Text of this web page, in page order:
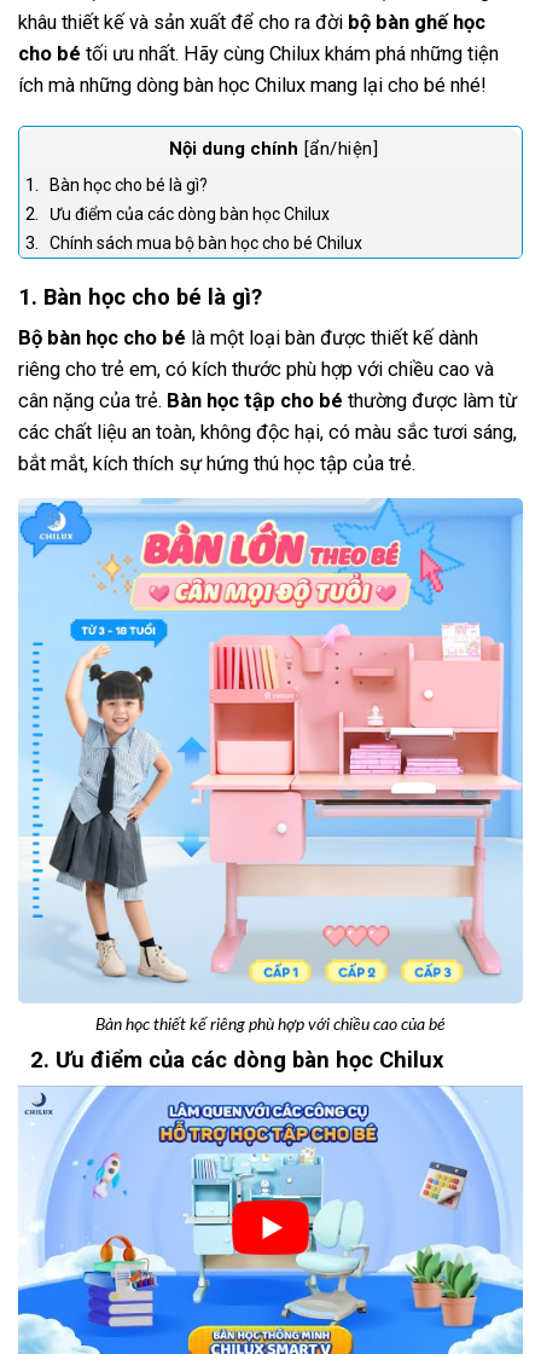
khâu thiết kế và sản xuất để cho ra đời bộ bàn ghế học
cho bé tối ưu nhất. Hãy cùng Chilux khám phá những tiện
ích mà những dòng bàn học Chilux mang lại cho bé nhé!
[ẩn/hiện]
Bàn học cho bé là gì?
Ưu điểm của các dòng bàn học Chilux
Chính sách mua bộ bàn học cho bé Chilux
1. Bàn học cho bé là gì?
Bộ bàn học cho bé là một loại bàn được thiết kế dành
riêng cho trẻ em, có kích thước phù hợp với chiều cao và
cân nặng của trẻ. Bàn học tập cho bé thường được làm từ
các chất liệu an toàn, không độc hại, có màu sắc tươi sáng,
bắt mắt, kích thích sự hứng thú học tập của trẻ.
Bàn học thiết kế riêng phù hợp với chiều cao của bé
2. Ưu điểm của các dòng bàn học Chilux